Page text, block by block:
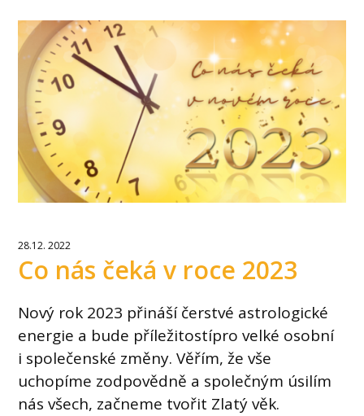
28.12. 2022
Co nás čeká v roce 2023
Nový rok 2023 přináší čerstvé astrologické
energie a bude příležitostípro velké osobní
i společenské změny. Věřím, že vše
uchopíme zodpovědně a společným úsilím
nás všech, začneme tvořit Zlatý věk.